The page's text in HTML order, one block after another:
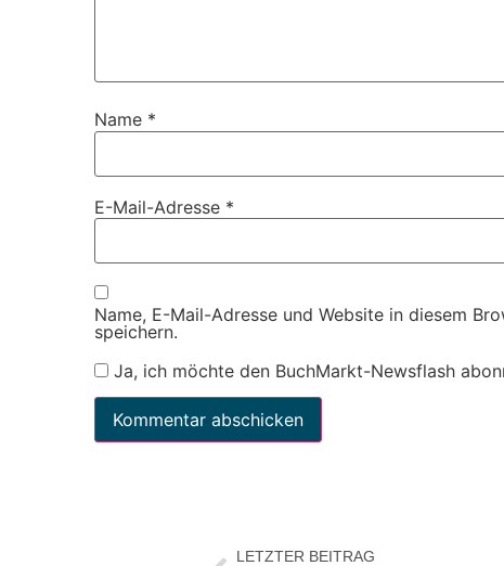
Name *
E-Mail-Adresse *
Name, E-Mail-Adresse und Website in diesem
speichern.
Ja, ich möchte den BuchMarkt-Newsflash
LETZTER BEITRAG